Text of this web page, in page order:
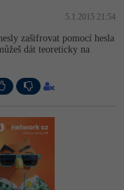
5.1.2015 21:54
zašifrovat pomocí hesla
dát teoreticky na